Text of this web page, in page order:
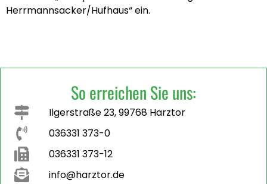
Herrmannsacker/Hufhaus“ ein.
So erreichen Sie uns:
Ilgerstraße 23, 99768 Harztor
036331 373-0
036331 373-12
info@harztor.de